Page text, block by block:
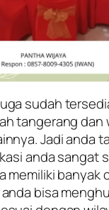
sudah
tangerang dan
Jadi anda
anda sangat
memiliki banyak
bisa